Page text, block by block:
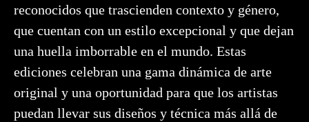
reconocidos que trascienden contexto y género,
que cuentan con un estilo excepcional y que dejan
una huella imborrable en el mundo. Estas
ediciones celebran una gama dinámica de arte
original y una oportunidad para que los artistas
puedan llevar sus diseños y técnica más allá de